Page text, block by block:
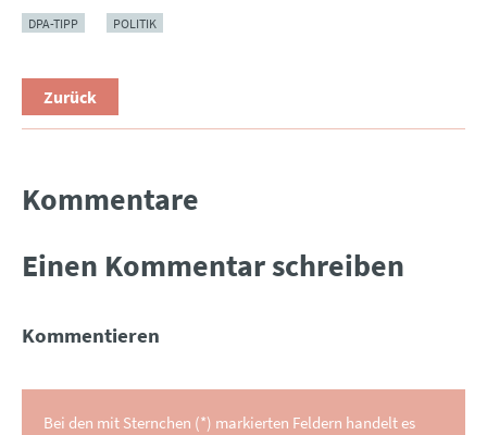
DPA-TIPP POLITIK
Zurück
Kommentare
Einen Kommentar schreiben
Kommentieren
Bei den mit Sternchen (*) markierten Feldern handelt es